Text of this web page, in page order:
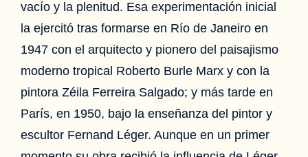
vacío y la plenitud. Esa experimentación inicial
la ejercitó tras formarse en Río de Janeiro en
1947 con el arquitecto y pionero del paisajismo
moderno tropical Roberto Burle Marx y con la
pintora Zéila Ferreira Salgado; y más tarde en
París, en 1950, bajo la enseñanza del pintor y
escultor Fernand Léger. Aunque en un primer